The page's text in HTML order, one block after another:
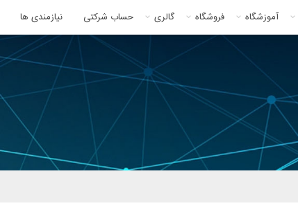
آموزشگاه فروشگاه گالری حساب شرکتی نیازمندی ها